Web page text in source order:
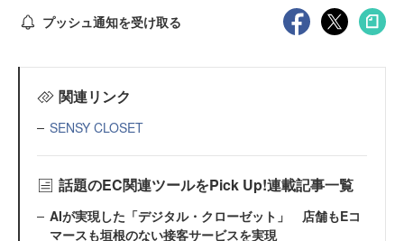
プッシュ通知を受け取る
関連リンク
SENSY CLOSET
話題のEC関連ツールをPick Up!連載記事一覧
AIが実現した「デジタル・クローゼット」 店舗もEコ
マースも垣根のない接客サービスを実現